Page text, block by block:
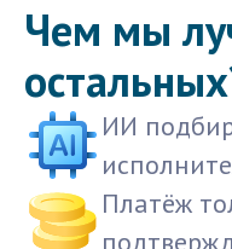
Чем мы
ИИ
Платёж